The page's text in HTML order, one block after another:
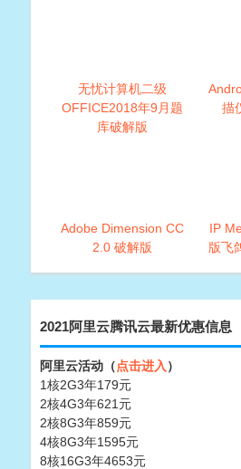
无忧计算机二级
OFFICE2018年9月题
库破解版
描
Adobe Dimension CC
2.0 破解版
IP
版飞
2021阿里云腾讯云最新优惠信息
阿里云活动（点击进入）
1核2G3年179元
2核4G3年621元
2核8G3年859元
4核8G3年1595元
8核16G3年4653元